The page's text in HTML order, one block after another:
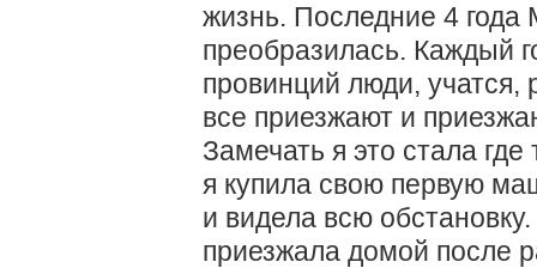
жизнь. Последние 4 года
преобразилась. Каждый
провинций люди, учатся,
все приезжают и
Замечать я это стала
я купила свою первую
и видела всю
приезжала домой после